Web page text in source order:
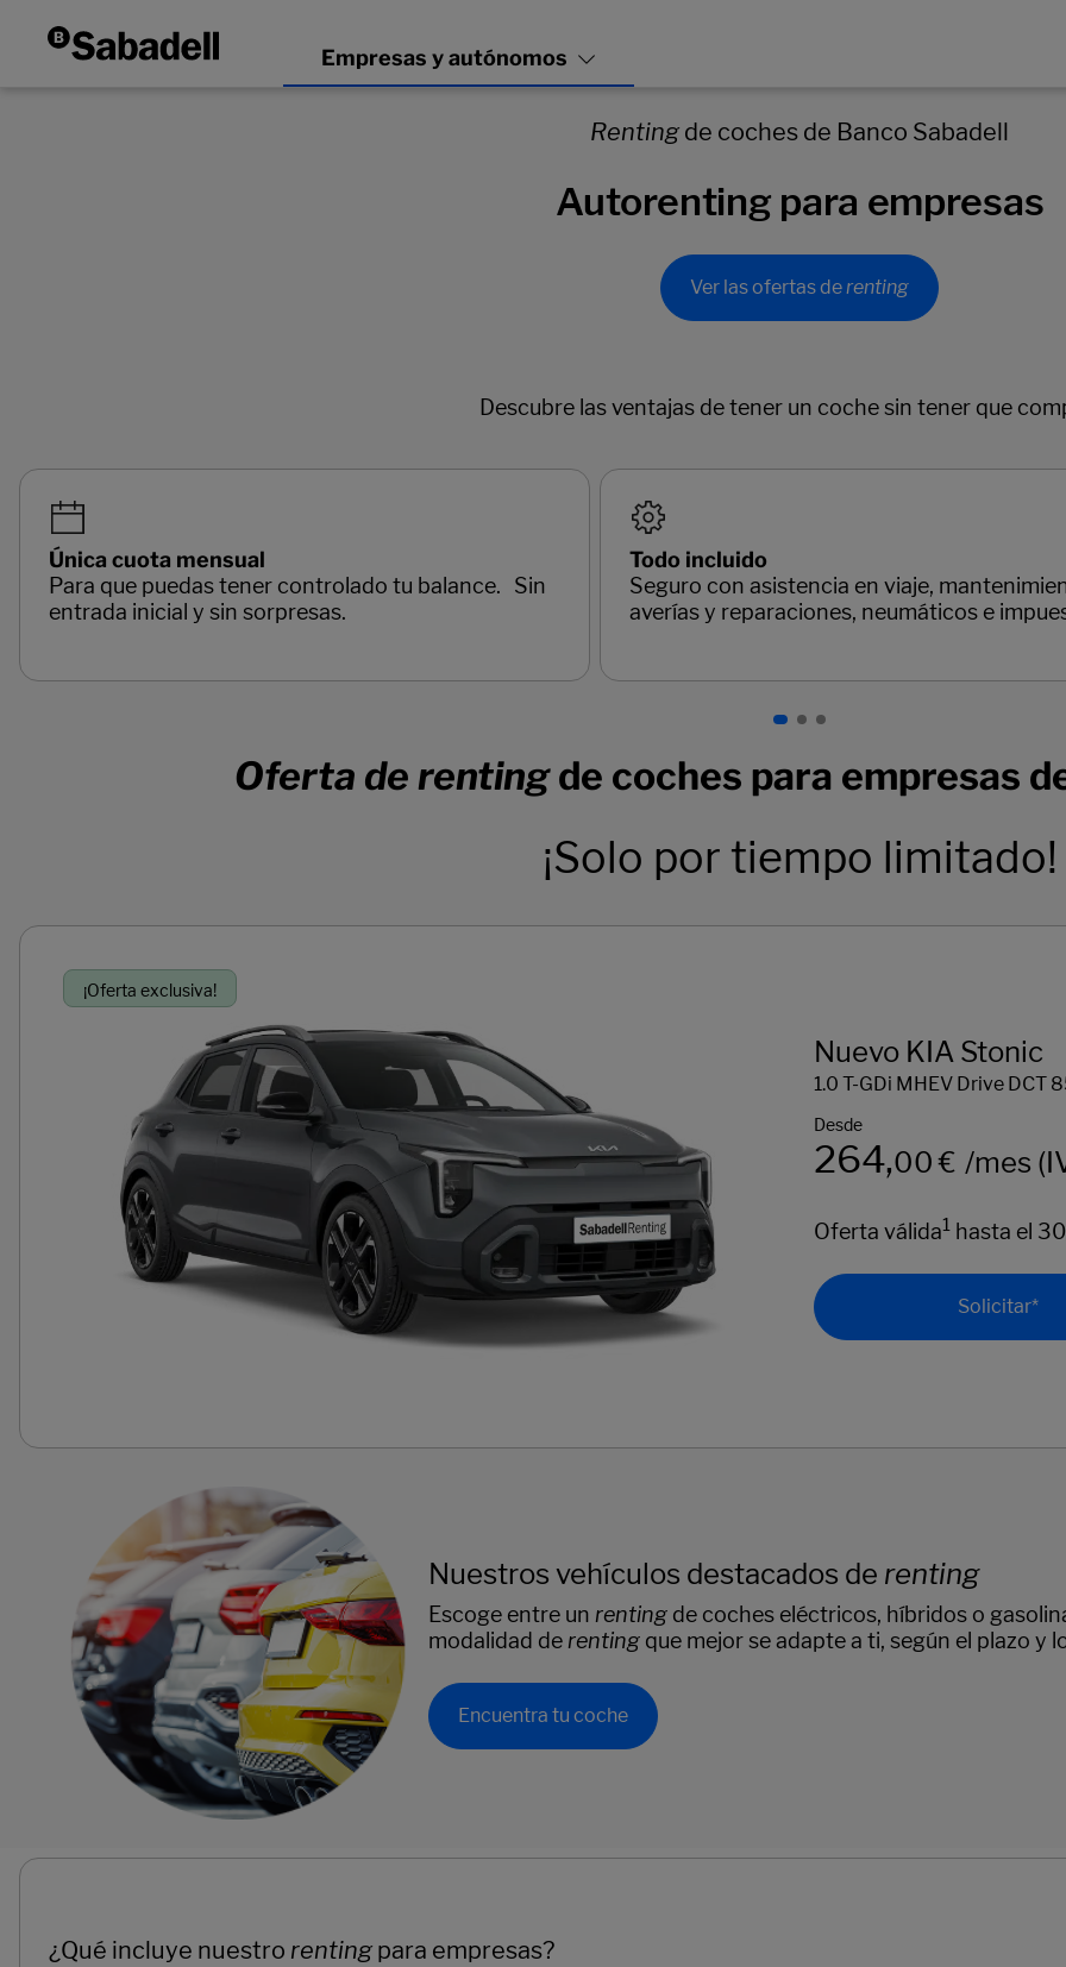
Renting de coches de Banco Sabadell
Autorenting para empresas
Ver las ofertas derenting
Descubre las ventajas de tener un coche sin tener que
Única cuota mensual
Para que puedas tener controlado tu balance. Sin
entrada inicial y sin sorpresas.
Todo incluido
Seguro con asistencia en viaje,
averías y reparaciones, neumáticos e
Oferta de rentingde coches para empresas
¡Solo por tiempo limitado!
264
/mes
Oferta válida1 hasta el
Solicitar*
Nuestros vehículos destacados de renting
Escoge entre un renting de coches eléctricos, híbridos o
modalidad de renting que mejor se adapte a ti, según el plazo y
Encuentra tu coche
¿Qué incluye nuestro renting para empresas?